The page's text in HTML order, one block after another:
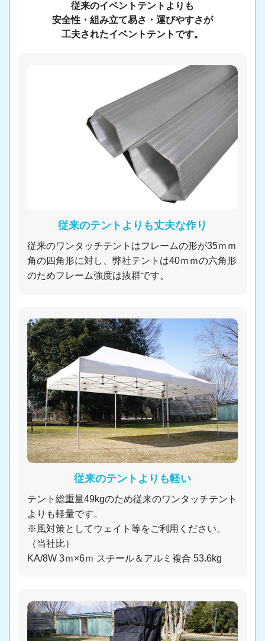
従来のイベントテントよりも
安全性・組み立て易さ・ 運びやすさが
工夫されたイベントテントです。
従来のテントよりも丈夫な作り
従来のワンタッチテントはフレームの形が35ｍｍ
角の四角形に対し、弊社テントは40ｍｍの六角形
のためフレーム強度は抜群です。
従来のテントよりも軽い
テント総重量49kgのため従来のワンタッチテント
よりも軽量です。
※風対策としてウェイト等をご利用ください。
（当社比）
KA/8W 3ｍ×6ｍ スチール＆アルミ複合 53.6kg